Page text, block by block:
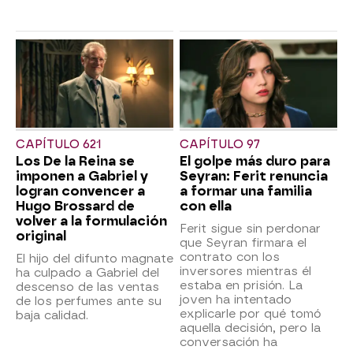
CAPÍTULO 621
Los De la Reina se
imponen a Gabriel y
logran convencer a
Hugo Brossard de
volver a la formulación
original
El hijo del difunto magnate
ha culpado a Gabriel del
descenso de las ventas
de los perfumes ante su
baja calidad.
CAPÍTULO 97
El golpe más duro para
Seyran: Ferit renuncia
a formar una familia
con ella
Ferit sigue sin perdonar
que Seyran firmara el
contrato con los
inversores mientras él
estaba en prisión. La
joven ha intentado
explicarle por qué tomó
aquella decisión, pero la
conversación ha